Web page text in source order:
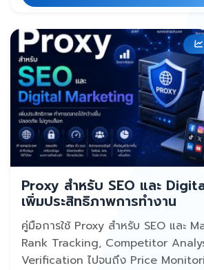
Proxy สำหรับ SEO และ
เพิ่มประสิทธิภาพการทำงาน
คู่มือการใช้ Proxy สำหรับ SEO และ
Rank Tracking, Competitor
Verification ไปจนถึง Price